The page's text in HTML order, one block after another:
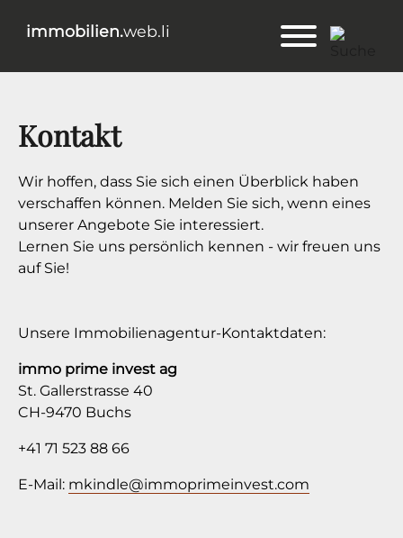
immobilien.web.li
Kontakt
Wir hoffen, dass Sie sich einen Überblick haben
verschaffen können. Melden Sie sich, wenn eines
unserer Angebote Sie interessiert.
Lernen Sie uns persönlich kennen - wir freuen uns
auf Sie!
Unsere Immobilienagentur-Kontaktdaten:
immo prime invest ag
St. Gallerstrasse 40
CH-9470 Buchs
+41 71 523 88 66
E-Mail: mkindle@immoprimeinvest.com